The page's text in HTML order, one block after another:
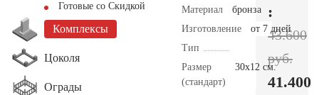
Готовые со Скидкой
Комплексы
Цоколя
Ограды
Материал
бронза
Изготовление
от 7 дней
Тип
Размер
(стандарт)
30х12 см.
:
43.600
руб.
41.400